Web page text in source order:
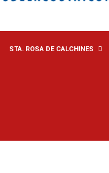
STA. ROSA DE CALCHINES